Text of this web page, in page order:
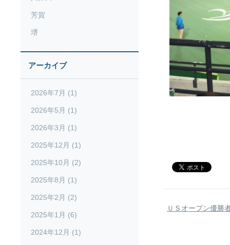
ＵＳオープン優
芳賀
堺
アーカイブ
2026年7月 (1)
2026年5月 (1)
2026年3月 (1)
2025年12月 (1)
2025年10月 (2)
2025年8月 (1)
2025年2月 (2)
2025年1月 (6)
2024年12月 (1)